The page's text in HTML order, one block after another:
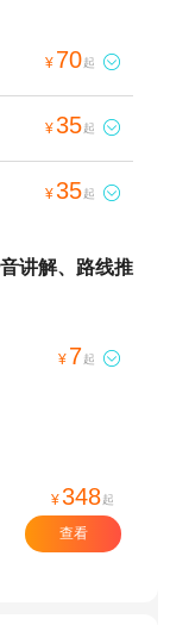
¥ 70起 
¥35起 
¥35起 
讲解、路线推
¥ 7起 
¥348起
查看